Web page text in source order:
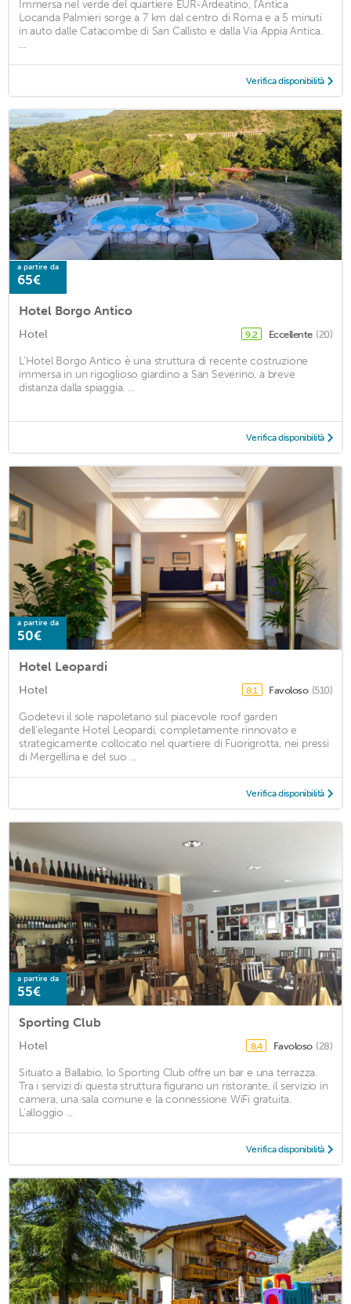
Immersa nel verde del quartiere EUR-Ardeatino, l’Antica
Locanda Palmieri sorge a 7 km dal centro di Roma e a 5 minuti
in auto dalle Catacombe di San Callisto e dalla Via Appia Antica.
...
Verifica disponibilità
a partire da
65€
Hotel Borgo Antico
Hotel 9,2 Eccellente (20)
L'Hotel Borgo Antico è una struttura di recente costruzione
immersa in un rigoglioso giardino a San Severino, a breve
distanza dalla spiaggia. ...
Verifica disponibilità
a partire da
50€
Hotel Leopardi
Hotel 8,1 Favoloso (510)
Godetevi il sole napoletano sul piacevole roof garden
dell'elegante Hotel Leopardi, completamente rinnovato e
strategicamente collocato nel quartiere di Fuorigrotta, nei pressi
di Mergellina e del suo ...
Verifica disponibilità
a partire da
55€
Sporting Club
Hotel 8,4 Favoloso (28)
Situato a Ballabio, lo Sporting Club offre un bar e una terrazza.
Tra i servizi di questa struttura figurano un ristorante, il servizio in
camera, una sala comune e la connessione WiFi gratuita.
L’alloggio ...
Verifica disponibilità